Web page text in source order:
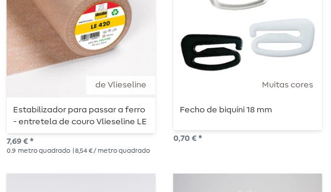
de Vlieseline
Estabilizador para passar a ferro
- entretela de couro Vlieseline LE
420
7,69 € *
0.9 metro quadrado | 8,54 € / metro quadrado
Muitas cores
Fecho de biquíni 18 mm
0,70 € *